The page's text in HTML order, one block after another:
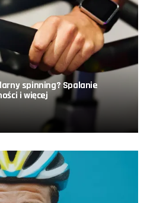
spinning? Spalanie
i więcej